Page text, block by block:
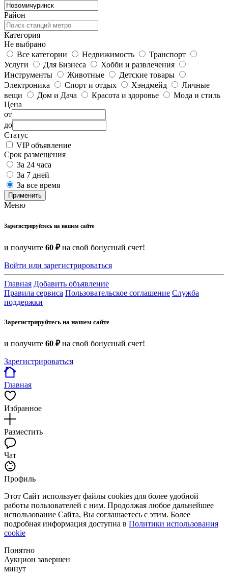
Район
Категория
Не выбрано
Все категории
Недвижимость
Транспорт
Услуги
Для Бизнеса
Хобби и развлечения
Инструменты
Животные
Детские товары
Электроника
Спорт и отдых Хэндмейд
Личные
вещи
Дом и Дача Красота и здоровье
Мода и стиль
Цена
от
до
Статус
VIP объявление
Срок размещения
За 24 часа
За 7 дней
За все время
Применить
Меню
Зарегистрируйтесь на нашем сайте
и получите 60 ₽на свой бонусный счет!
Войти или зарегистрироваться
Главная Добавить объявление
Правила сервиса Пользовательское соглашение Служба
поддержки
Зарегистрируйтесь на нашем сайте
и получите 60 ₽на свой бонусный счет!
Зарегистрироваться
Главная
Избранное
Разместить
Чат
Профиль
Этот Сайт использует файлы cookies для более удобной
работы пользователей с ним. Продолжая любое дальнейшее
использование Сайта, Вы соглашаетесь с этим. Более
подробная информация доступна в Политики использования
cookie
Понятно
Аукцион завершен
минут